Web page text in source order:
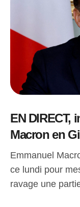
EN DIRECT,
Macron en
Emmanuel
ce lundi pour
ravage une